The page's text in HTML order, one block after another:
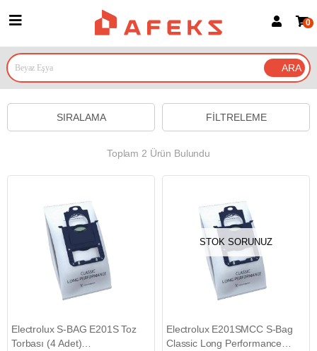
Google İle Bağlan
0
FILTRELEME
SIRALAMA
Toplam 2 Ürün Bulundu
Electrolux S-BAG E201S Toz
Torbası (4 Adet)
STOK SORUNUZ
Electrolux E201SMCC S-Bag
Classic Long Performance